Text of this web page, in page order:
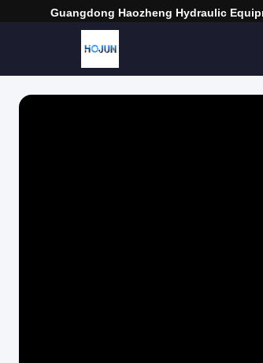
Guangdong Haozheng Hydraulic